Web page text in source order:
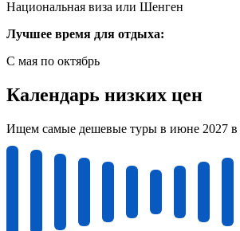
Национальная виза или Шенген
Лучшее время для отдыха:
С мая по октябрь
Календарь низких цен
Ищем самые дешевые туры в июне 2027